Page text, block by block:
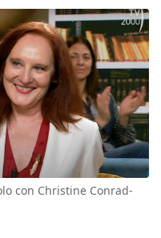
con Christine Conrad-